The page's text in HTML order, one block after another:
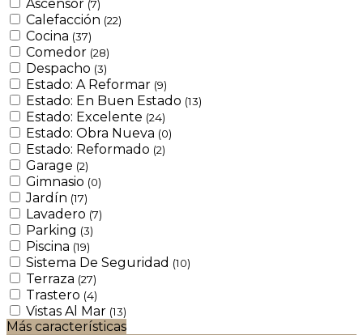
Ascensor (7)
Calefacción (22)
Cocina (37)
Comedor (28)
Despacho (3)
Estado: A Reformar (9)
Estado: En Buen Estado (13)
Estado: Excelente (24)
Estado: Obra Nueva (0)
Estado: Reformado (2)
Garage (2)
Gimnasio (0)
Jardín (17)
Lavadero (7)
Parking (3)
Piscina (19)
Sistema De Seguridad (10)
Terraza (27)
Trastero (4)
Vistas Al Mar (13)
Más características